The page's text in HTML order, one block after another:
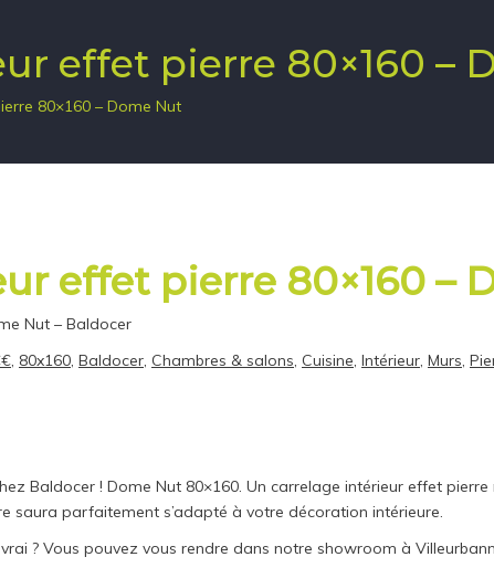
effet pierre 80×160 –
80×160 – Dome Nut
effet pierre 80×160 –
Nut – Baldocer
, 80x160, Baldocer, Chambres & salons, Cuisine, Intérieur, Murs,
Baldocer ! Dome Nut 80×160. Un carrelage intérieur effet
saura parfaitement s’adapté à votre décoration intérieure.
? Vous pouvez vous rendre dans notre showroom à